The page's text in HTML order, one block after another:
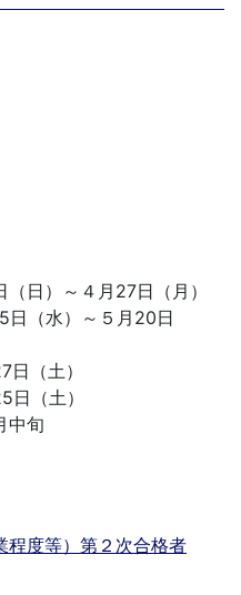
日）～４月27日（月）
日（水）～５月20日
（土）
（土）
中旬
程度等）第２次合格者